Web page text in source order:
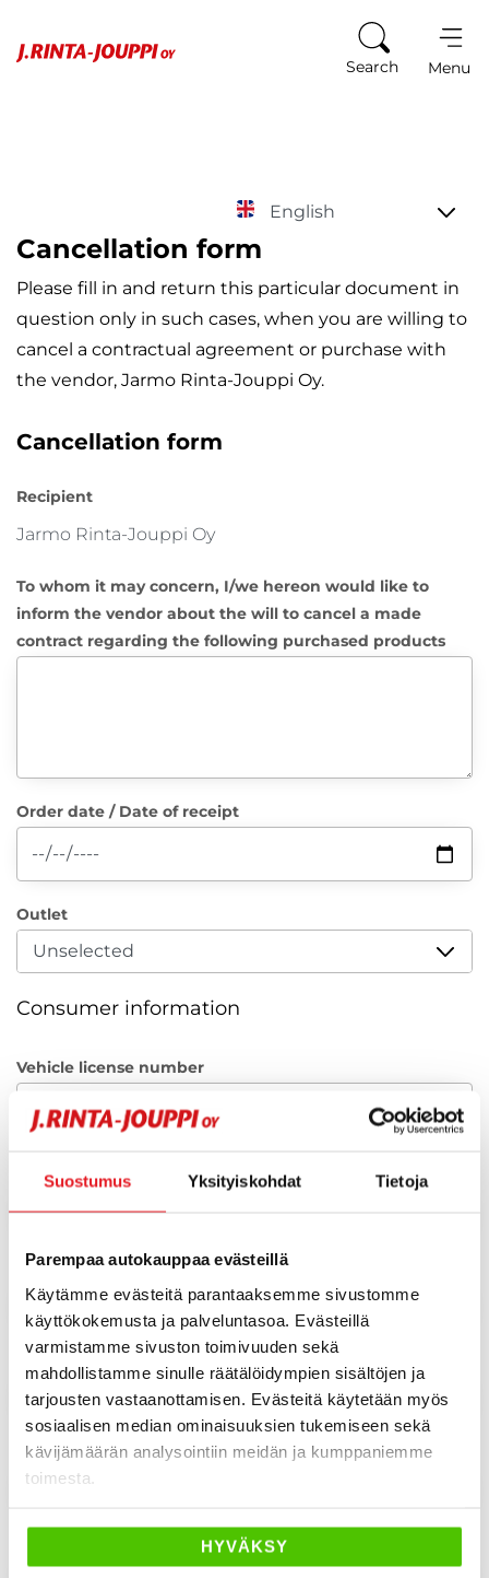
Suostumus Yksityiskohdat Tietoja
Parempaa autokauppaa evästeillä
Käytämme evästeitä parantaaksemme sivustomme
käyttökokemusta ja palveluntasoa. Evästeillä
varmistamme sivuston toimivuuden sekä
mahdollistamme sinulle räätälöidympien sisältöjen ja
tarjousten vastaanottamisen. Evästeitä käytetään myös
sosiaalisen median ominaisuuksien tukemiseen sekä
kävijämäärän analysointiin meidän ja kumppaniemme
toimesta.
HYVÄKSY
Search Menu
Cancellation form
Please fill in and return this particular document in
question only in such cases, when you are willing to
cancel a contractual agreement or purchase with
the vendor, Jarmo Rinta-Jouppi Oy.
Cancellation form
Recipient
To whom it may concern, I/we hereon would like to
inform the vendor about the will to cancel a made
contract regarding the following purchased products
Order date / Date of receipt
Outlet
Consumer information
Vehicle license number
First name
Surname
Email (optional)